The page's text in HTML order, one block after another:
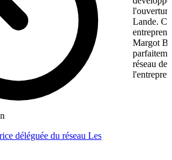
déléguée du réseau Les
Lande.
Margot
réseau de